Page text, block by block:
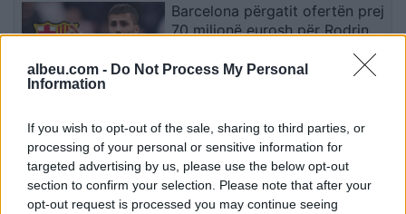
albeu.com - Do Not Process My Personal
Information
If you wish to opt-out of the sale, sharing to third parties, or
processing of your personal or sensitive information for
targeted advertising by us, please use the below opt-out
section to confirm your selection. Please note that after your
opt-out request is processed you may continue seeing
Barcelona përgatit ofertën prej
70 milionë eurosh për Rodrin
Horoskopi 9 Gusht 2026/
Çfarë kanë rezervuar yjet për
secilën shenjë?